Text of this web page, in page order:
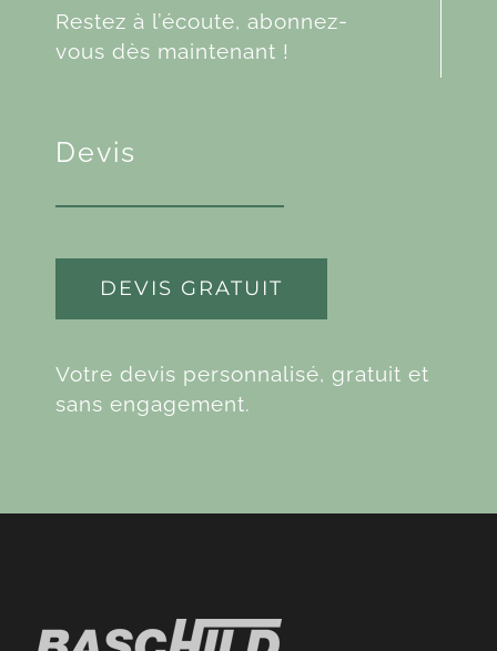
Restez à l’écoute, abonnez-
vous dès maintenant !
Devis
DEVIS GRATUIT
Votre devis personnalisé, gratuit et
sans engagement.